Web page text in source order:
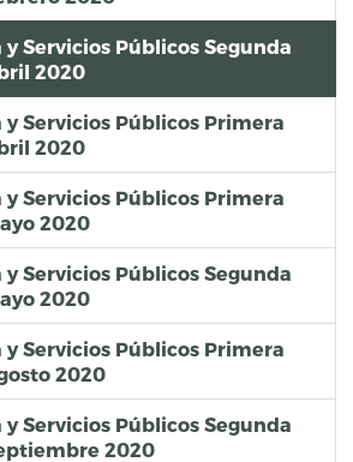
Servicios Públicos Segunda
2020
Servicios Públicos Primera
2020
Servicios Públicos Primera
2020
Servicios Públicos Segunda
2020
Servicios Públicos Primera
2020
Servicios Públicos Segunda
2020